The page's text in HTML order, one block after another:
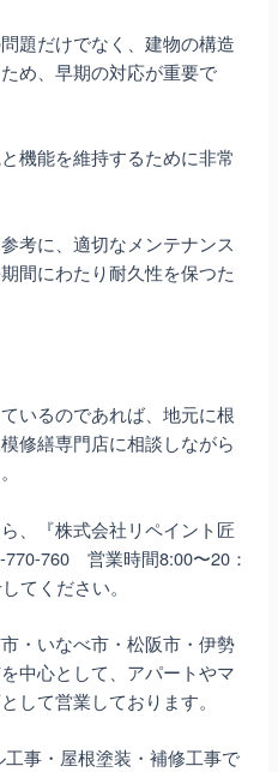
題だけでなく、建物の構造
め、早期の対応が重要で
機能を維持するために非常
考に、適切なメンテナンス
間にわたり耐久性を保つた
いるのであれば、地元に根
修繕専門店に相談しながら
、『株式会社リペイント匠
760 営業時間8:00〜20：
てください。
・いなべ市・松阪市・伊勢
中心として、アパートやマ
して営業しております。
事・屋根塗装・補修工事で